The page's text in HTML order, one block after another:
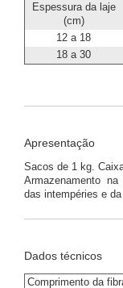
Espessura da laje
(cm)
12 a 18
18 a 30
Apresentação
Sacos de 1 kg.
Armazenamento
das intempéries e da
Dados técnicos
Comprimento da